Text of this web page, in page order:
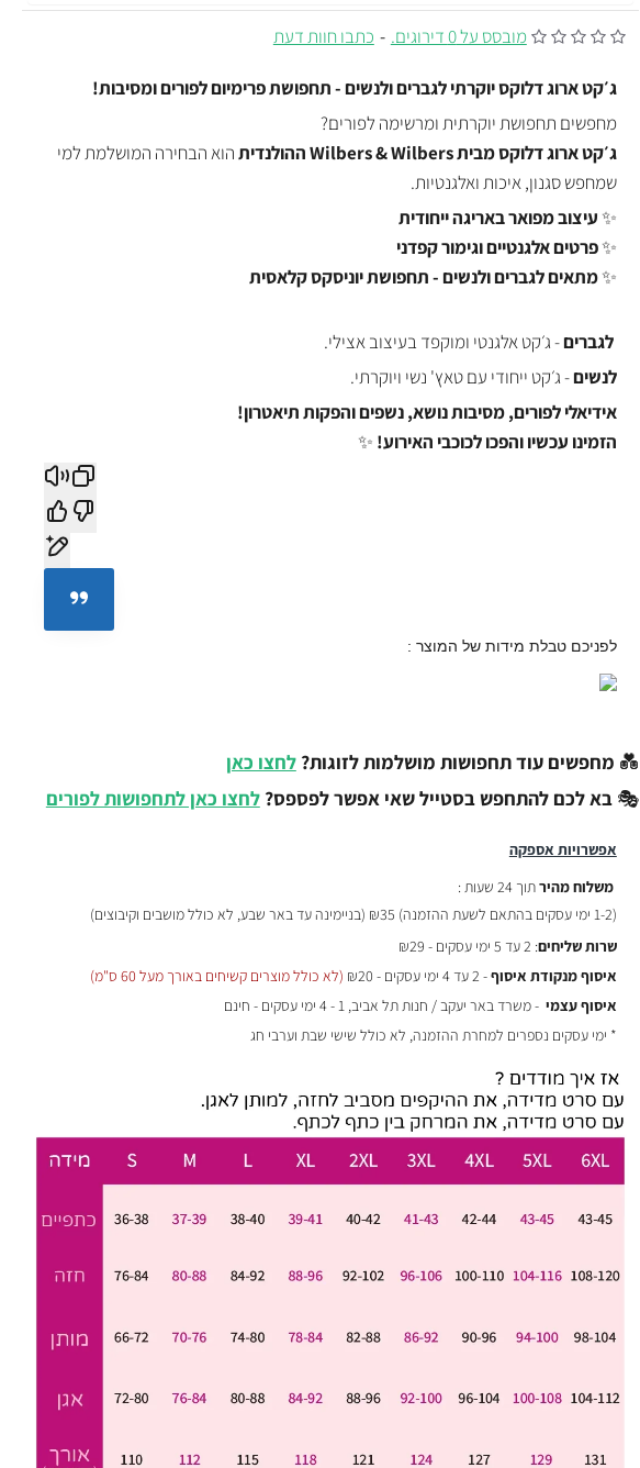
מובסס על 0 דירוגים. - כתבו חוות דעת
אפשרויות אספקה
משלוח מהירתוך 24 שעות :
(1-2 ימי עסקים בהתאם לשעת ההזמנה)
₪35 (בניימינה עד באר שבע, לא כולל מושבים וקיבוצים)
שרות שליחים: 2 עד 5 ימי עסקים - ₪29
איסוף מנקודת איסוף- 2 עד 4 ימי עסקים - ₪20
(לא כולל מוצרים קשיחים באורך מעל 60 ס"מ)
איסוף עצמי - משרד באר יעקב / חנות תל אביב, 1 - 4 ימי עסקים - חינם
* ימי עסקים נספרים למחרת ההזמנה, לא כולל שישי שבת וערבי חג
💑 מחפשים עוד תחפושות מושלמות לזוגות?לחצו כאן
🎭בא לכם להתחפש בסטייל שאי אפשר לפספס?לחצו כאן לתחפושות לפורים
ג׳קט ארוג דלוקס יוקרתי לגברים ולנשים - תחפושת פרימיום לפורים ומסיבות!
מחפשים תחפושת יוקרתית ומרשימה לפורים?
ג׳קט ארוג דלוקס מבית Wilbers & Wilbers ההולנדית
הוא הבחירה המושלמת למי
שמחפש סגנון, איכות ואלגנטיות.
✨עיצוב מפואר באריגה ייחודית
✨פרטים אלגנטיים וגימור קפדני
✨מתאים לגברים ולנשים - תחפושת יוניסקס קלאסית
לגברים- ג׳קט אלגנטי ומוקפד בעיצוב אצילי.
לנשים- ג׳קט ייחודי עם טאץ' נשי ויוקרתי.
אידיאלי לפורים, מסיבות נושא, נשפים והפקות תיאטרון!
הזמינו עכשיו והפכו לכוכבי האירוע! ✨
לפניכם טבלת מידות של המוצר :